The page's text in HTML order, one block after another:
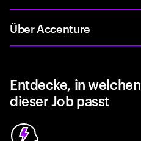
Über Accenture
Entdecke, in
dieser Job passt